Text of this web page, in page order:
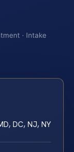
· Intake
DC, NJ, NY